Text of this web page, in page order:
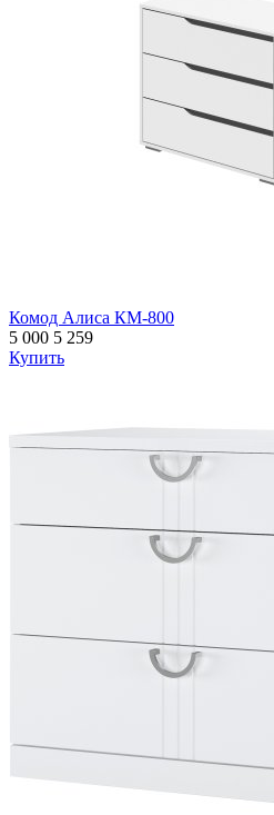
Комод Алиса КМ-800
5 000 5 259
Купить